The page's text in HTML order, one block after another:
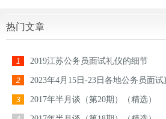
热门文章
1 2019江苏公务员面试礼仪的细节
2 2023年4月15日-23日各地公务员面试
3 2017年半月谈（第20期）（精选）